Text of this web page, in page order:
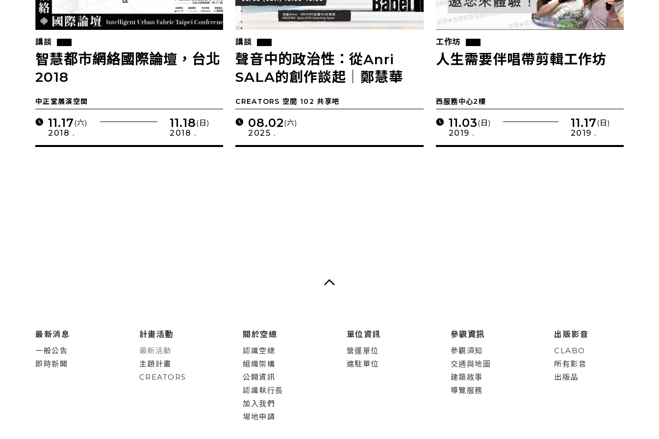
講談
智慧都市網絡國際論壇，台北
2018
中正堂展演空間
11.17(六)
2018 .
11.18(日)
2018 .
講談
聲音中的政治性：從Anri
SALA的創作談起｜鄭慧華
CREATORS 空間 102 共享吧
08.02(六)
2025 .
工作坊
人生需要伴唱帶剪輯工作坊
西服務中心2樓
11.03(日)
2019 .
11.17(日)
2019 .
最新消息
一般公告
即時新聞
計畫活動
最新活動
主題計畫
CREATORS
關於空總
認識空總
組織架構
公開資訊
認識執行長
加入我們
場地申請
單位資訊
營運單位
進駐單位
參觀資訊
參觀須知
交通與地圖
建築故事
導覽服務
出版影音
CLABO
所有影音
出版品